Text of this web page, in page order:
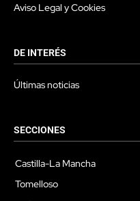
Aviso Legal y Cookies
DE INTERÉS
Últimas noticias
SECCIONES
Castilla-La Mancha
Tomelloso